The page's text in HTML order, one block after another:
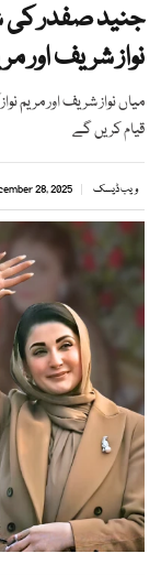
جنید صفدر کی
نواز شریف اور
میاں نواز شریف اور مریم
قیام کریں گے
ویب ڈیسک 28, 2025